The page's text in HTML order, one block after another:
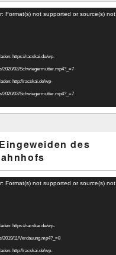
Format(s) not supported or source(s) not
https://racskai.de/wp-
2020/02/Schwiegermutter.mp4?_=7
http://racskai.de/wp-
2020/02/Schwiegermutter.mp4?_=7
des
Format(s) not supported or source(s) not
https://racskai.de/wp-
2019/11/Verdauung.mp4?_=8
http://racskai.de/wp-